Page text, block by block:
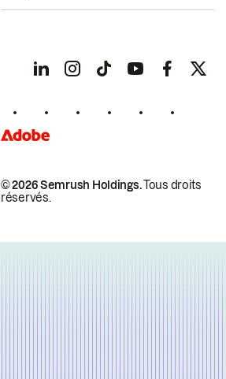
© 2026 Semrush Holdings.Tous droits
réservés.